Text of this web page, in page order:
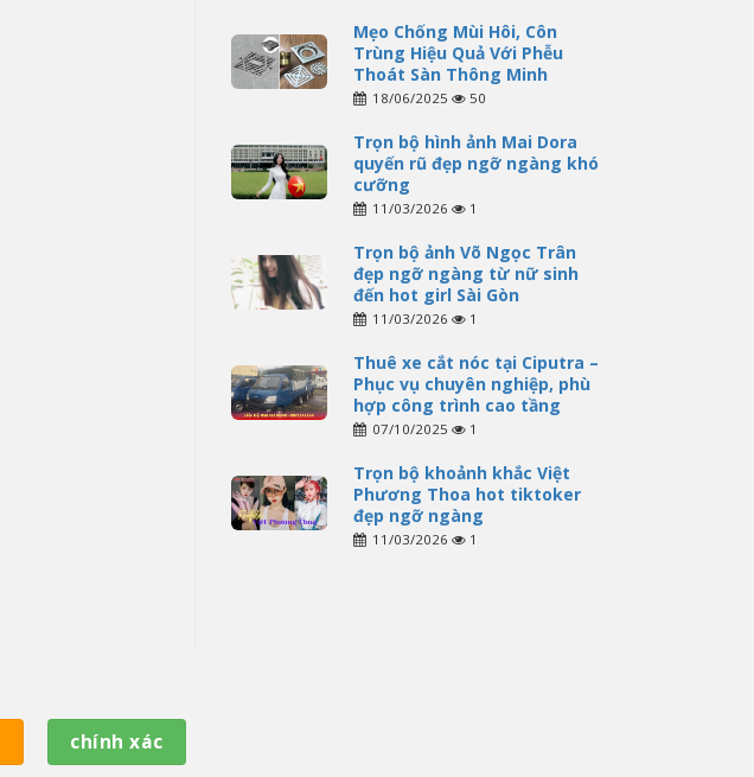
Mẹo Chống Mùi Hôi, Côn
Trùng Hiệu Quả Với Phễu
Thoát Sàn Thông Minh
18/06/2025 50
Trọn bộ hình ảnh Mai Dora
quyến rũ đẹp ngỡ ngàng khó
cưỡng
11/03/2026 1
Trọn bộ ảnh Võ Ngọc Trân
đẹp ngỡ ngàng từ nữ sinh
đến hot girl Sài Gòn
11/03/2026 1
Thuê xe cắt nóc tại Ciputra –
Phục vụ chuyên nghiệp, phù
hợp công trình cao tầng
07/10/2025 1
Trọn bộ khoảnh khắc Việt
Phương Thoa hot tiktoker
đẹp ngỡ ngàng
11/03/2026 1
chính xác